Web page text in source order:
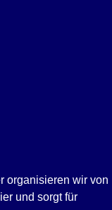
organisieren wir von
und sorgt für